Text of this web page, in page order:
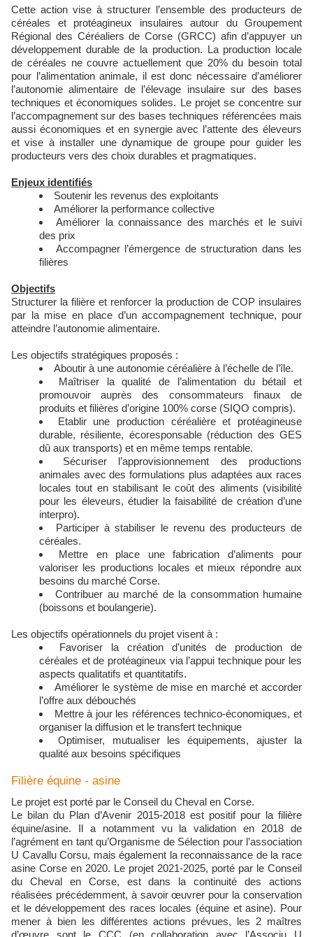
Cette action vise à structurer l’ensemble des producteurs de
céréales et protéagineux insulaires autour du Groupement
Régional des Céréaliers de Corse (GRCC) afin d’appuyer un
développement durable de la production. La production locale
de céréales ne couvre actuellement que 20% du besoin total
pour l’alimentation animale, il est donc nécessaire d’améliorer
l’autonomie alimentaire de l’élevage insulaire sur des bases
techniques et économiques solides. Le projet se concentre sur
l’accompagnement sur des bases techniques référencées mais
aussi économiques et en synergie avec l’attente des éleveurs
et vise à installer une dynamique de groupe pour guider les
producteurs vers des choix durables et pragmatiques.
Enjeux identifiés
Soutenir les revenus des exploitants
Améliorer la performance collective
Améliorer la connaissance des marchés et le suivi
des prix
Accompagner l’émergence de structuration dans les
filières
Objectifs
Structurer la filière et renforcer la production de COP insulaires
par la mise en place d’un accompagnement technique, pour
atteindre l’autonomie alimentaire.
Les objectifs stratégiques proposés :
Aboutir à une autonomie céréalière à l’échelle de l’île.
Maîtriser la qualité de l’alimentation du bétail et
promouvoir auprès des consommateurs finaux de
produits et filières d’origine 100% corse (SIQO compris).
Etablir une production céréalière et protéagineuse
durable, résiliente, écoresponsable (réduction des GES
dû aux transports) et en même temps rentable.
Sécuriser l’approvisionnement des productions
animales avec des formulations plus adaptées aux races
locales tout en stabilisant le coût des aliments (visibilité
pour les éleveurs, étudier la faisabilité de création d’une
interpro).
Participer à stabiliser le revenu des producteurs de
céréales.
Mettre en place une fabrication d’aliments pour
valoriser les productions locales et mieux répondre aux
besoins du marché Corse.
Contribuer au marché de la consommation humaine
(boissons et boulangerie).
Les objectifs opérationnels du projet visent à :
Favoriser la création d’unités de production de
céréales et de protéagineux via l’appui technique pour les
aspects qualitatifs et quantitatifs.
Améliorer le système de mise en marché et accorder
l’offre aux débouchés
Mettre à jour les références technico-économiques, et
organiser la diffusion et le transfert technique
Optimiser, mutualiser les équipements, ajuster la
qualité aux besoins spécifiques
Filière équine - asine
Le projet est porté par le Conseil du Cheval en Corse.
Le bilan du Plan d’Avenir 2015-2018 est positif pour la filière
équine/asine. Il a notamment vu la validation en 2018 de
l’agrément en tant qu’Organisme de Sélection pour l’association
U Cavallu Corsu, mais également la reconnaissance de la race
asine Corse en 2020. Le projet 2021-2025, porté par le Conseil
du Cheval en Corse, est dans la continuité des actions
réalisées précédemment, à savoir œuvrer pour la conservation
et le développement des races locales (équine et asine). Pour
mener à bien les différentes actions prévues, les 2 maîtres
d’œuvre sont le CCC (en collaboration avec l’Associu U